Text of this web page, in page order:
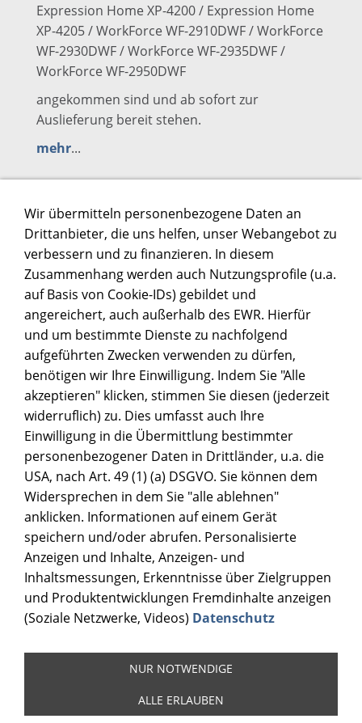
Expression Home XP-4200 / Expression Home
XP-4205 / WorkForce WF-2910DWF / WorkForce
WF-2930DWF / WorkForce WF-2935DWF /
WorkForce WF-2950DWF
angekommen sind und ab sofort zur
Auslieferung bereit stehen.
mehr...
WERBUNG
Wir übermitteln personenbezogene Daten an
Drittanbieter, die uns helfen, unser Webangebot zu
verbessern und zu finanzieren. In diesem
Zusammenhang werden auch Nutzungsprofile (u.a.
auf Basis von Cookie-IDs) gebildet und
angereichert, auch außerhalb des EWR. Hierfür
und um bestimmte Dienste zu nachfolgend
aufgeführten Zwecken verwenden zu dürfen,
benötigen wir Ihre Einwilligung. Indem Sie "Alle
akzeptieren" klicken, stimmen Sie diesen (jederzeit
widerruflich) zu. Dies umfasst auch Ihre
Einwilligung in die Übermittlung bestimmter
personenbezogener Daten in Drittländer, u.a. die
USA, nach Art. 49 (1) (a) DSGVO. Sie können dem
Widersprechen in dem Sie "alle ablehnen"
anklicken. Informationen auf einem Gerät
speichern und/oder abrufen. Personalisierte
Anzeigen und Inhalte, Anzeigen- und
Inhaltsmessungen, Erkenntnisse über Zielgruppen
und Produktentwicklungen Fremdinhalte anzeigen
(Soziale Netzwerke, Videos) Datenschutz
NUR NOTWENDIGE
ALLE ERLAUBEN